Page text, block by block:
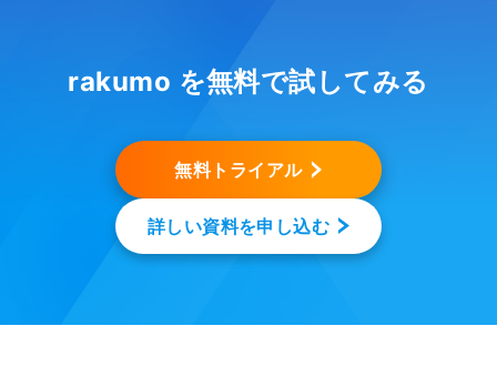
rakumo を無料で試してみる
無料トライアル
詳しい資料を申し込む